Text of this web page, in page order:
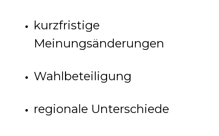
kurzfristige
Meinungsänderungen
Wahlbeteiligung
regionale Unterschiede